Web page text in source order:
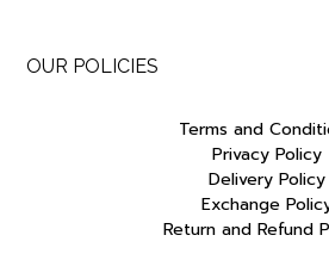
OUR POLICIES
Terms and
Privacy Policy
Delivery Policy
Exchange
Return and Refund